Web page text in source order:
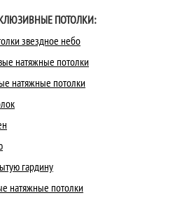
ПОТОЛКИ:
звездное небо
натяжные потолки
натяжные потолки
гардину
натяжные потолки